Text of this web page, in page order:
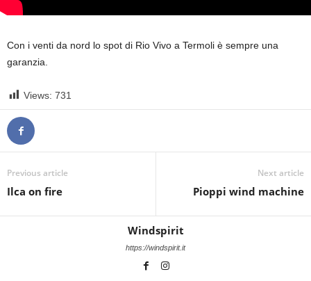
Con i venti da nord lo spot di Rio Vivo a Termoli è sempre una
garanzia.
Views: 731
Previous article
Ilca on fire
Next article
Pioppi wind machine
Windspirit
https://windspirit.it